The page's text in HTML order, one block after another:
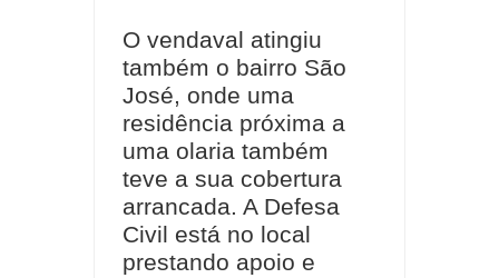
O vendaval atingiu
também o bairro São
José, onde uma
residência próxima a
uma olaria também
teve a sua cobertura
arrancada. A Defesa
Civil está no local
prestando apoio e